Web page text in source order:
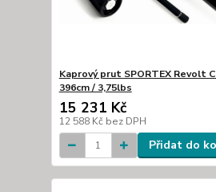
Kaprový prut SPORTEX Revolt
396cm / 3,75lbs
15 231 Kč
12 588 Kč bez DPH
Přidat do